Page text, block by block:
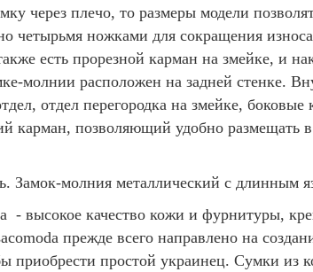
через плечо, то размеры модели
четырьмя ножками для сокращения
есть прорезной карман на змейке, и
молнии расположен на задней стенке.
отдел перегородка на змейке,
карман, позволяющий удобно размещать
Замок-молния металлический с длинным
- высокое качество кожи и фурнитуры,
прежде всего направлено на
приобрести простой украинец. Сумки из